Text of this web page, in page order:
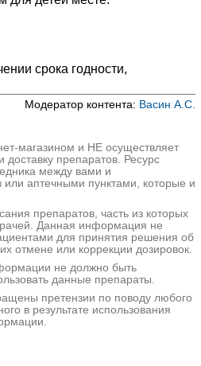
срока годности,
Модератор контента: Васин А.С.
магазином и НЕ осуществляет
доставку препаратов. Ресурс
между вами и
или аптечными пунктами, которые и
препаратов, часть из которых
Данная информация не
для принятия решения об
отмене или коррекции дозировок.
не должно быть
данные препараты.
претензии по поводу любого
в результате использования